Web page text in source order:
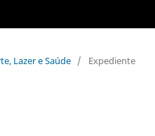
Lazer e Saúde / Expediente